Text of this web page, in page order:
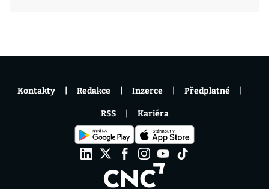
Kontakty Redakce Inzerce Předplatné
RSS Kariéra